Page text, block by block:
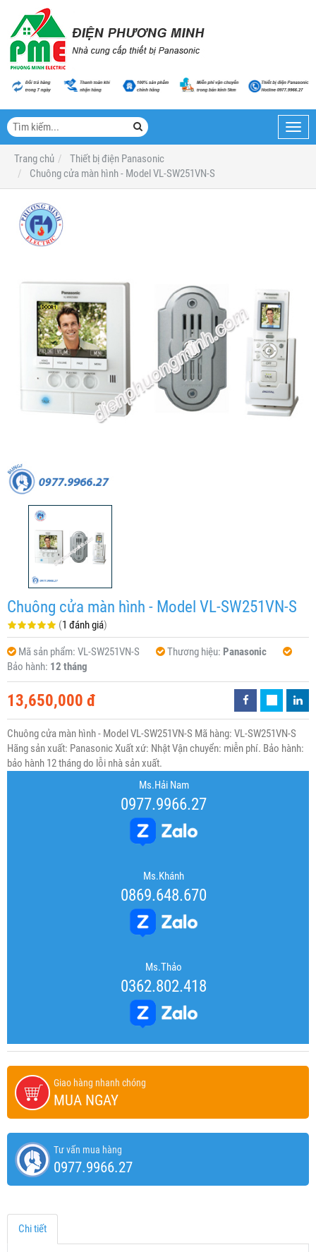
Trang chủ
Thiết bị điện Panasonic
Chuông cửa màn hình - Model VL-SW251VN-S
Chuông cửa màn hình - Model VL-SW251VN-S
(1 đánh giá)
Mã sản phẩm: VL-SW251VN-S Thương hiệu: Panasonic
Bảo hành: 12 tháng
13,650,000 đ
Chuông cửa màn hình - Model VL-SW251VN-S Mã hàng: VL-SW251VN-S
Hãng sản xuất: Panasonic Xuất xứ: Nhật Vận chuyển: miễn phí. Bảo hành:
bảo hành 12 tháng do lỗi nhà sản xuất.
Ms.Hải Nam
0977.9966.27
Ms.Khánh
0869.648.670
Ms.Thảo
0362.802.418
Giao hàng nhanh chóng
MUA NGAY
Tư vấn mua hàng
0977.9966.27
Chi tiết